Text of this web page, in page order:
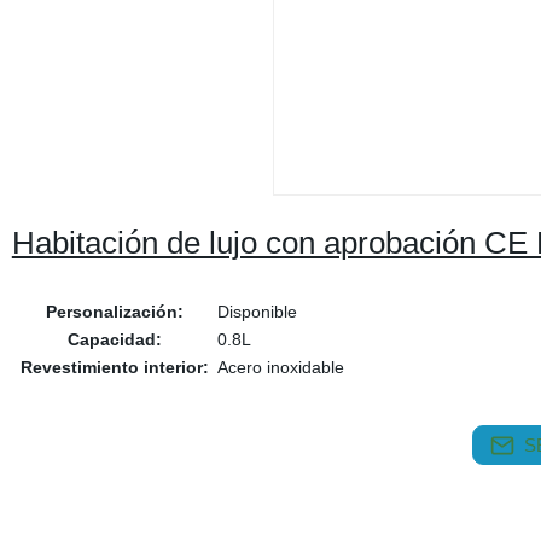
Habitación de lujo con aprobación
Personalización:
Disponible
Capacidad:
0.8L
Revestimiento interior: Acero inoxidable